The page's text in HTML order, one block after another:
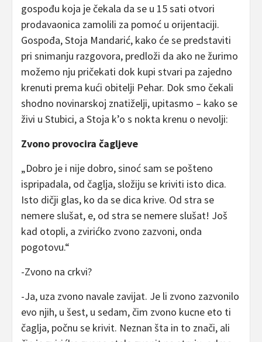
gospođu koja je čekala da se u 15 sati otvori
prodavaonica zamolili za pomoć u orijentaciji.
Gospođa, Stoja Mandarić, kako će se predstaviti
pri snimanju razgovora, predloži da ako ne žurimo
možemo nju pričekati dok kupi stvari pa zajedno
krenuti prema kući obitelji Pehar. Dok smo čekali
shodno novinarskoj znatiželji, upitasmo – kako se
živi u Stubici, a Stoja k’o s nokta krenu o nevolji:
Zvono provocira čagljeve
„Dobro je i nije dobro, sinoć sam se pošteno
ispripadala, od čaglja, složiju se kriviti isto dica.
Isto dičji glas, ko da se dica krive. Od stra se
nemere slušat, e, od stra se nemere slušat! Još
kad otopli, a zvirićko zvono zazvoni, onda
pogotovu.“
-Zvono na crkvi?
-Ja, uza zvono navale zavijat. Je li zvono zazvonilo
evo njih, u šest, u sedam, čim zvono kucne eto ti
čaglja, počnu se krivit. Neznan šta in to znači, ali